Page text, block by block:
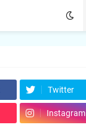
Twitter
Instagram